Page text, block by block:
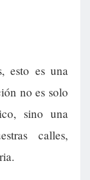
esto es una
no es solo
sino una
calles,